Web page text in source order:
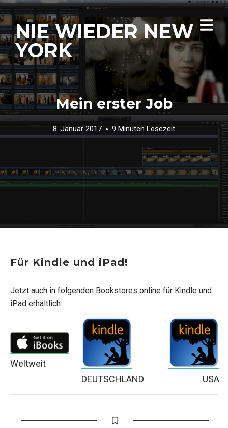
NIE WIEDER NEW
YORK
Mein erster Job
8. Januar 2017 9 Minuten Lesezeit
Für Kindle und iPad!
Jetzt auch in folgenden Bookstores online für Kindle und
iPad erhältlich:
Weltweit
DEUTSCHLAND
USA